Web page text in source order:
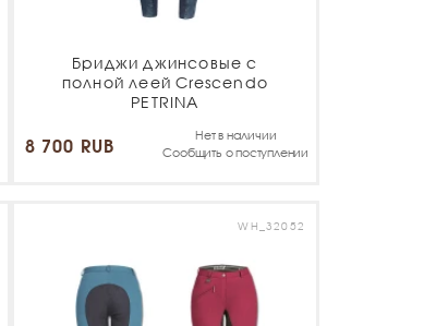
Бриджи джинсовые с
полной леей Crescendo
PETRINA
8 700 RUB
Нет в наличии
Сообщить о поступлении
WH_32052